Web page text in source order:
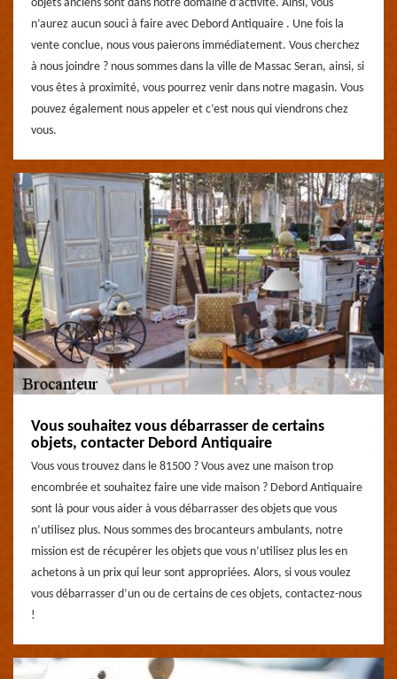
objets anciens sont dans notre domaine d’activité. Ainsi, vous
n’aurez aucun souci à faire avec Debord Antiquaire . Une fois la
vente conclue, nous vous paierons immédiatement. Vous cherchez
à nous joindre ? nous sommes dans la ville de Massac Seran, ainsi, si
vous êtes à proximité, vous pourrez venir dans notre magasin. Vous
pouvez également nous appeler et c’est nous qui viendrons chez
vous.
Vous souhaitez vous débarrasser de certains
objets, contacter Debord Antiquaire
Vous vous trouvez dans le 81500 ? Vous avez une maison trop
encombrée et souhaitez faire une vide maison ? Debord Antiquaire
sont là pour vous aider à vous débarrasser des objets que vous
n’utilisez plus. Nous sommes des brocanteurs ambulants, notre
mission est de récupérer les objets que vous n’utilisez plus les en
achetons à un prix qui leur sont appropriées. Alors, si vous voulez
vous débarrasser d’un ou de certains de ces objets, contactez-nous
!